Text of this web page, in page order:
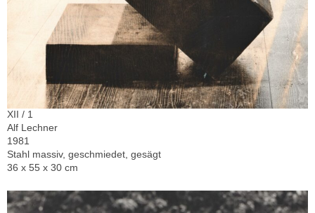
XII / 1
Alf Lechner
1981
Stahl massiv, geschmiedet, gesägt
36 x 55 x 30 cm